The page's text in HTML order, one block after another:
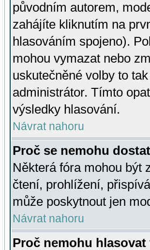
původním autorem,
zahájíte kliknutím na
hlasováním spojeno).
mohou vymazat nebo
uskutečněné volby to
administrátor. Tímto
výsledky hlasování.
Návrat nahoru
Proč se nemohu
Některá fóra mohou být
čtení, prohlížení,
může poskytnout jen
Návrat nahoru
Proč nemohu hlasovat